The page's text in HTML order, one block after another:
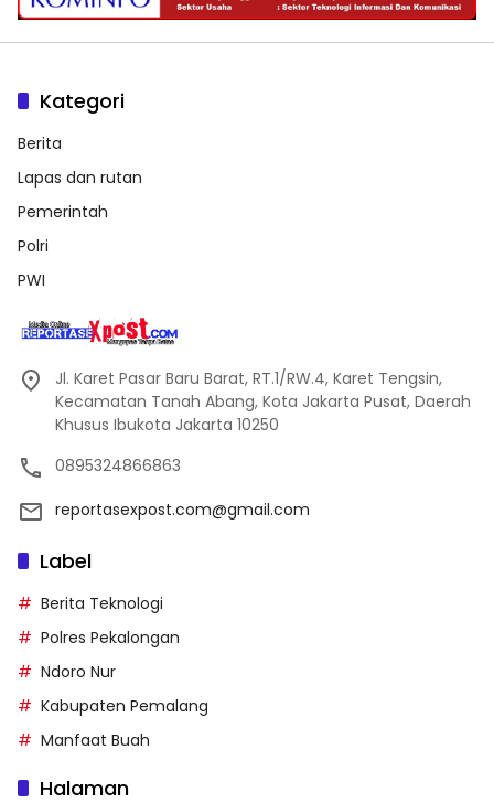
Kategori
Berita
Lapas dan rutan
Pemerintah
Polri
PWI
Jl. Karet Pasar Baru Barat, RT.1/RW.4, Karet Tengsin,
Kecamatan Tanah Abang, Kota Jakarta Pusat, Daerah
Khusus Ibukota Jakarta 10250
0895324866863
reportasexpost.com@gmail.com
Label
Berita Teknologi
Polres Pekalongan
Ndoro Nur
Kabupaten Pemalang
Manfaat Buah
Halaman